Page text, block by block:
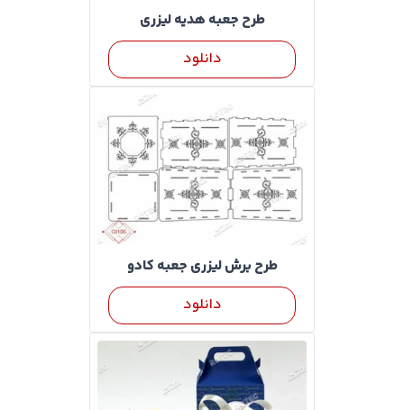
طرح جعبه هدیه لیزری
دانلود
طرح برش لیزری جعبه کادو
دانلود